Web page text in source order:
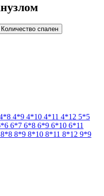
Количество спален
4*9 4*10 4*11 4*12 5*5
6*7 6*8 6*9 6*10 6*11
8*8 8*9 8*10 8*11 8*12 9*9